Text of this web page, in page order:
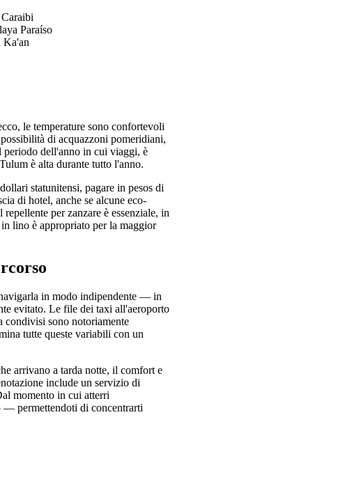
Paraíso
Ka'an
le temperature sono confortevoli
di acquazzoni pomeridiani,
periodo dell'anno in cui viaggi, è
è alta durante tutto l'anno.
statunitensi, pagare in pesos di
di hotel, anche se alcune eco-
per zanzare è essenziale, in
lino è appropriato per la maggior
in modo indipendente — in
evitato. Le file dei taxi all'aeroporto
condivisi sono notoriamente
tutte queste variabili con un
arrivano a tarda notte, il comfort e
include un servizio di
momento in cui atterri
— permettendoti di concentrarti